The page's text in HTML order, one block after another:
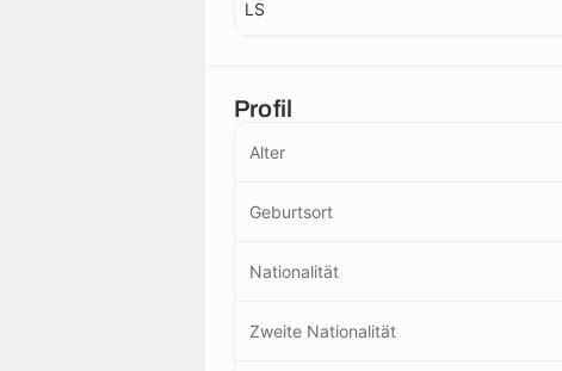
LS
Profil
Alter
Geburtsort
Nationalität
Zweite Nationalität